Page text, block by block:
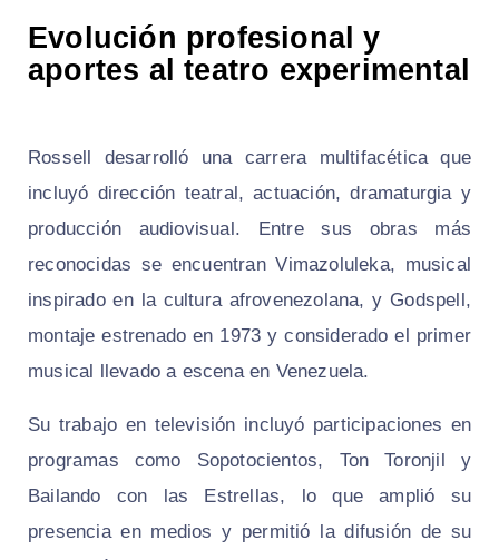
Evolución profesional y
aportes al teatro experimental
Rossell desarrolló una carrera multifacética que
incluyó dirección teatral, actuación, dramaturgia y
producción audiovisual. Entre sus obras más
reconocidas se encuentranVimazoluleka, musical
inspirado en la cultura afrovenezolana, y Godspell ,
montaje estrenado en 1973 y considerado el primer
musical llevado a escena en Venezuela.
Su trabajo en televisión incluyó participaciones en
programas como Sopotocientos, Ton Toronjil
y
Bailando con las Estrellas, lo que amplió su
presencia en medios y permitió la difusión de su